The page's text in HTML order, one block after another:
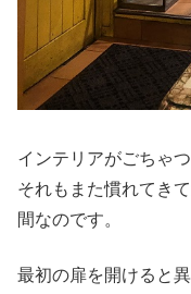
インテリアがごちゃ
それもまた慣れてき
間なのです。
最初の扉を開けると